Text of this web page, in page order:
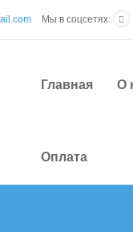
Мы в соцсетях:
Главная О
Оплата